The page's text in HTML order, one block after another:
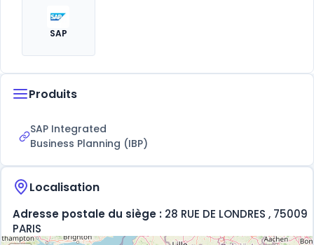
SAP
Produits
SAP Integrated
Business Planning (IBP)
Localisation
Adresse postale du siège : 28 RUE DE LONDRES , 75009
PARIS